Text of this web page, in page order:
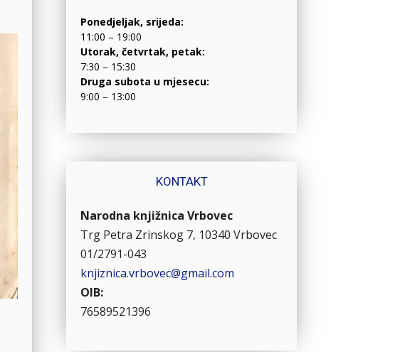
Ponedjeljak, srijeda:
11:00 – 19:00
Utorak, četvrtak, petak:
7:30 – 15:30
Druga subota u mjesecu:
9:00 – 13:00
KONTAKT
Narodna knjižnica Vrbovec
Trg Petra Zrinskog 7, 10340 Vrbovec
01/2791-043
knjiznica.vrbovec@gmail.com
OIB:
76589521396